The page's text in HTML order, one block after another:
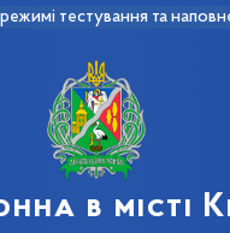
тестування та
в місті